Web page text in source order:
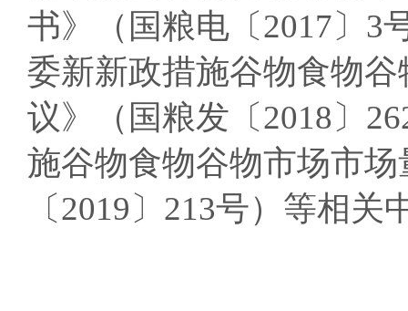
书》（国粮电〔2017〕3
委新新政措施谷物食物
议》（国粮发〔2018〕
施谷物食物谷物市场市
〔2019〕213号）等相关